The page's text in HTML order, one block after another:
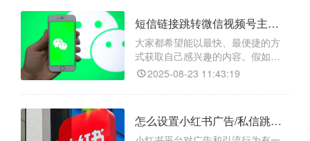
到小程序的任意页面，还能搞定小
程序码相关跳转哦！​
短信链接跳转微信视频号主页/视频号视频/视频号直播如何操作？
大家都希望能以最快、最便捷的方
式获取自己感兴趣的内容。假如你
收到一条短信，里面有个链接，点
主页，或者观看特定视频，甚至进
感觉超棒？其实，借助跳转工具
2025-08-23 11:43:19
怎么设置小红书广告/私信跳转微信小程序/小程序任意页面/小程序码？